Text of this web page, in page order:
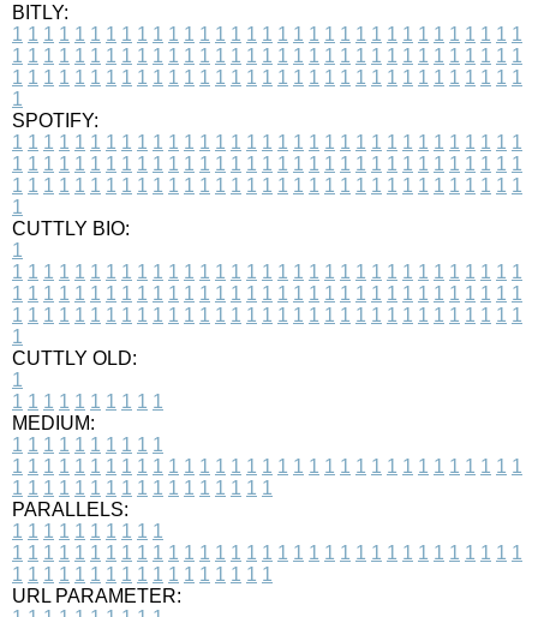
BITLY:
1 1 1 1 1 1 1 1 1 1 1 1 1 1 1 1 1 1 1 1 1 1 1 1 1 1 1 1 1 1 1 1 1
1 1 1 1 1 1 1 1 1 1 1 1 1 1 1 1 1 1 1 1 1 1 1 1 1 1 1 1 1 1 1 1 1
1 1 1 1 1 1 1 1 1 1 1 1 1 1 1 1 1 1 1 1 1 1 1 1 1 1 1 1 1 1 1 1 1
1
SPOTIFY:
1 1 1 1 1 1 1 1 1 1 1 1 1 1 1 1 1 1 1 1 1 1 1 1 1 1 1 1 1 1 1 1 1
1 1 1 1 1 1 1 1 1 1 1 1 1 1 1 1 1 1 1 1 1 1 1 1 1 1 1 1 1 1 1 1 1
1 1 1 1 1 1 1 1 1 1 1 1 1 1 1 1 1 1 1 1 1 1 1 1 1 1 1 1 1 1 1 1 1
1
CUTTLY BIO:
1
1 1 1 1 1 1 1 1 1 1 1 1 1 1 1 1 1 1 1 1 1 1 1 1 1 1 1 1 1 1 1 1 1
1 1 1 1 1 1 1 1 1 1 1 1 1 1 1 1 1 1 1 1 1 1 1 1 1 1 1 1 1 1 1 1 1
1 1 1 1 1 1 1 1 1 1 1 1 1 1 1 1 1 1 1 1 1 1 1 1 1 1 1 1 1 1 1 1 1
1
CUTTLY OLD:
1
1 1 1 1 1 1 1 1 1 1
MEDIUM:
1 1 1 1 1 1 1 1 1 1
1 1 1 1 1 1 1 1 1 1 1 1 1 1 1 1 1 1 1 1 1 1 1 1 1 1 1 1 1 1 1 1 1
1 1 1 1 1 1 1 1 1 1 1 1 1 1 1 1 1
PARALLELS:
1 1 1 1 1 1 1 1 1 1
1 1 1 1 1 1 1 1 1 1 1 1 1 1 1 1 1 1 1 1 1 1 1 1 1 1 1 1 1 1 1 1 1
1 1 1 1 1 1 1 1 1 1 1 1 1 1 1 1 1
URL PARAMETER: